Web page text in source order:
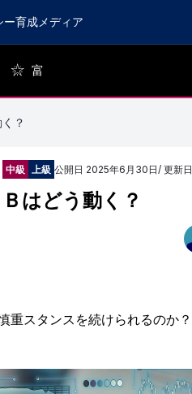
育成メディア
富
？
中級 上級 公開日 2025年6月30日/ 更新日
はどう動く？
重スタンスを続けられるのか？